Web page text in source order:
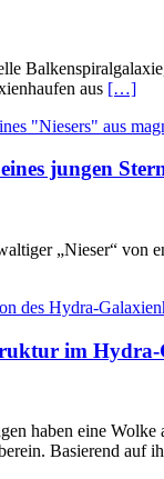
aus […]
jungen
„Nieser“ von
im Hydra-
haben eine
Basierend auf